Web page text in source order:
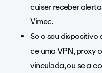
quiser receber
Vimeo.
Se o seu
de uma VPN, proxy
vinculada, ou se a